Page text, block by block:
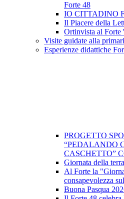
Forte 48
IO CITTADINO
Il Piacere della
Ortinvista al Forte
Visite guidate alla
Esperienze didattiche
PROGETTO
“PEDALANDO
CASCHETTO”
Giornata della
Al Forte la
consapevolezza
Buona Pasqua